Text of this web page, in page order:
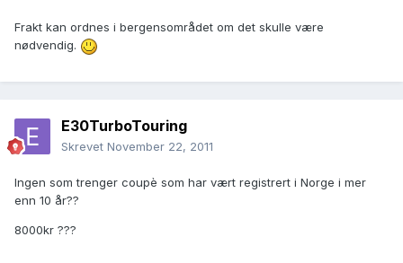
Frakt kan ordnes i bergensområdet om det skulle være
nødvendig.
E30TurboTouring
Skrevet November 22, 2011
Ingen som trenger coupè som har vært registrert i Norge i mer
enn 10 år??
8000kr ???